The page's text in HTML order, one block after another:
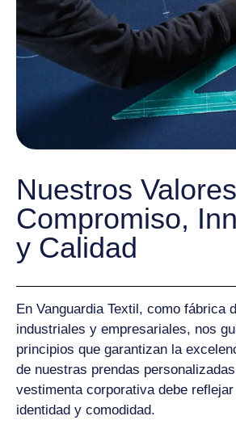
Nuestros
Compromiso,
y Calidad
En Vanguardia Textil, como fábrica
industriales y empresariales, nos
principios que garantizan la
de nuestras prendas
vestimenta corporativa debe
identidad y comodidad.